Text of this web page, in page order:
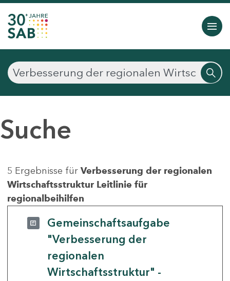
Suche
5 Ergebnisse für Verbesserung der regionalen
Wirtschaftsstruktur Leitlinie für
regionalbeihilfen
Gemeinschaftsaufgabe
"Verbesserung der
regionalen
Wirtschaftsstruktur" -